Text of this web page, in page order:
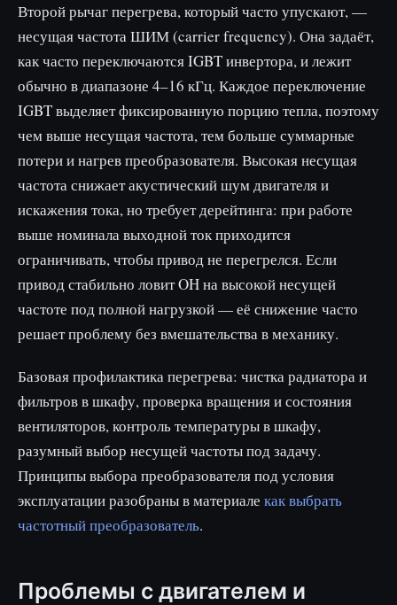
Второй рычаг перегрева, который часто упускают, —
несущая частота ШИМ (carrier frequency). Она задаёт,
как часто переключаются IGBT инвертора, и лежит
обычно в диапазоне 4–16 кГц. Каждое переключение
IGBT выделяет фиксированную порцию тепла, поэтому
чем выше несущая частота, тем больше суммарные
потери и нагрев преобразователя. Высокая несущая
частота снижает акустический шум двигателя и
искажения тока, но требует дерейтинга: при работе
выше номинала выходной ток приходится
ограничивать, чтобы привод не перегрелся. Если
привод стабильно ловит OH на высокой несущей
частоте под полной нагрузкой — её снижение часто
решает проблему без вмешательства в механику.
Базовая профилактика перегрева: чистка радиатора и
фильтров в шкафу, проверка вращения и состояния
вентиляторов, контроль температуры в шкафу,
разумный выбор несущей частоты под задачу.
Принципы выбора преобразователя под условия
эксплуатации разобраны в материале как выбрать
частотный преобразователь.
Проблемы с двигателем и